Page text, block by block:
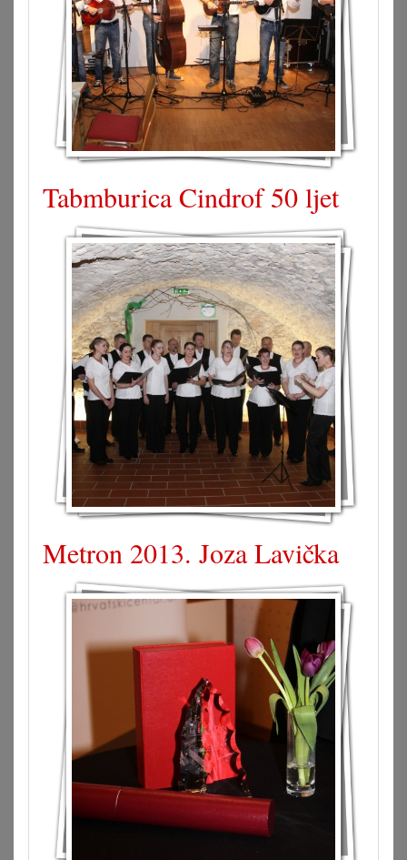
Tabmburica Cindrof 50 ljet
Metron 2013. Joza Lavička